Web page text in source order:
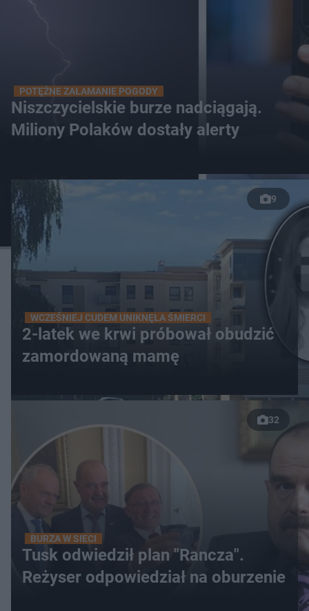
POTĘŻNE ZAŁAMANIE POGODY
Niszczycielskie burze nadciągają.
Miliony Polaków dostały alerty
9
WCZEŚNIEJ CUDEM UNIKNĘŁA ŚMIERCI
2-latek we krwi próbował obudzić
zamordowaną mamę
32
BURZA W SIECI
Tusk odwiedził plan "Rancza".
Reżyser odpowiedział na oburzenie